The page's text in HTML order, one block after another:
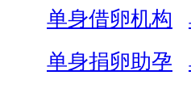
单身借卵机构
单身捐卵助孕